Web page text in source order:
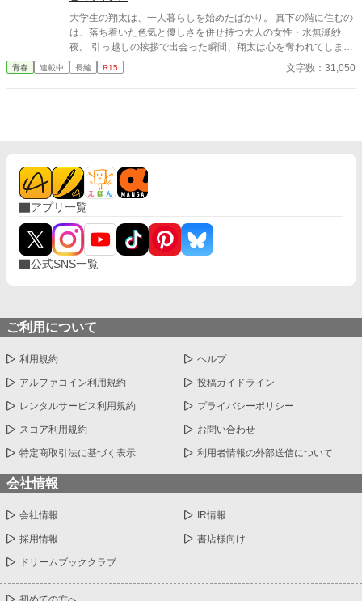
大学生の翔太は、一人暮らしを始めたばかり。 真下の階に住むの
は、落ち着いた色気と優しさを併せ持つ大人の女性・水無瀬紗
夜。 引っ越しの挨拶で出会った瞬間、翔太は心を奪われてしま
う。 偶然にもアルバイト先のスーパーで再会した彼女は、翔太を
すぐに採用し、温かく仕事を教えてくれる存在だった。 ある日の
青春 連載中 長編 R15 文字数：31,050
アプリ一覧
公式SNS一覧
ご利用について
利用規約 ヘルプ
アルファコイン利用規約 投稿ガイドライン
レンタルサービス利用規約 プライバシーポリシー
スコア利用規約 お問い合わせ
特定商取引法に基づく表示 利用者情報の外部送信について
会社情報
会社情報 IR情報
採用情報 書店様向け
ドリームブッククラブ